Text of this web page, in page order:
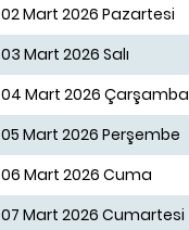
02 Mart 2026 Pazartesi
03 Mart 2026 Salı
04 Mart 2026 Çarşamba
05 Mart 2026 Perşembe
06 Mart 2026 Cuma
07 Mart 2026 Cumartesi